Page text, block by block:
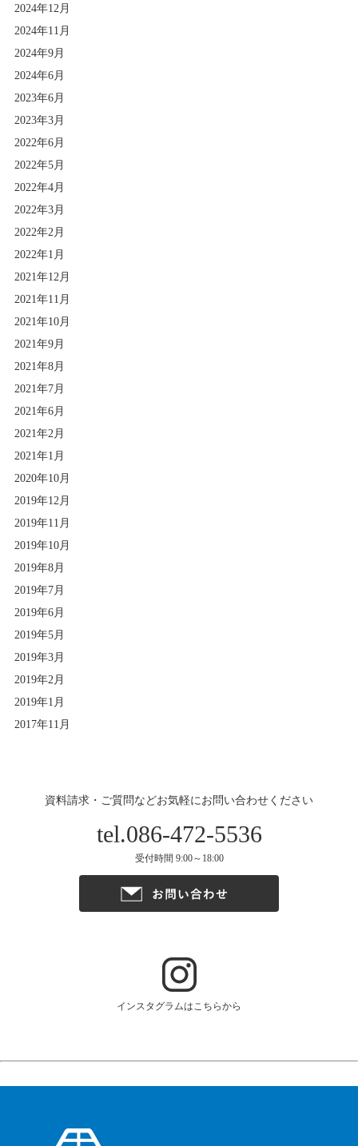
2024年12月
2024年11月
2024年9月
2024年6月
2023年6月
2023年3月
2022年6月
2022年5月
2022年4月
2022年3月
2022年2月
2022年1月
2021年12月
2021年11月
2021年10月
2021年9月
2021年8月
2021年7月
2021年6月
2021年2月
2021年1月
2020年10月
2019年12月
2019年11月
2019年10月
2019年8月
2019年7月
2019年6月
2019年5月
2019年3月
2019年2月
2019年1月
2017年11月
資料請求・ご質問などお気軽にお問い合わせください
tel.086-472-5536
受付時間 9:00～18:00
インスタグラムはこちらから